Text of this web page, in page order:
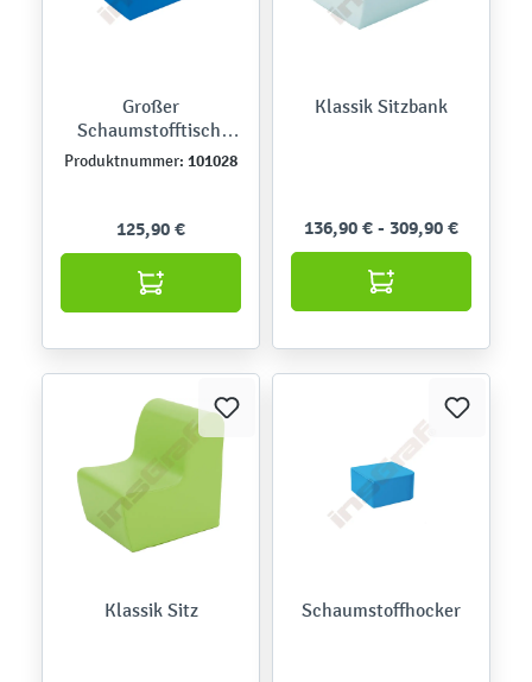
Großer
Schaumstofftisch,
blau
Produktnummer: 101028
125,90 €
Klassik Sitzbank
136,90 € - 309,90 €
Klassik Sitz Schaumstoffhocker